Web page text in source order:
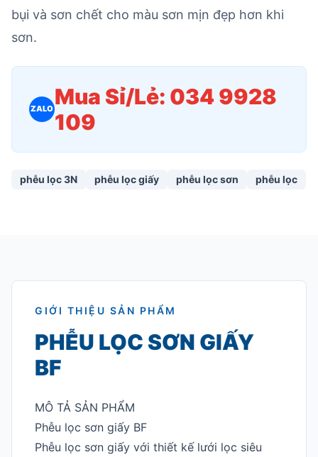
bụi và sơn chết cho màu sơn mịn đẹp hơn khi
sơn.
ZALO Mua Sỉ/Lẻ: 034 9928
109
phễu lọc 3N phễu lọc giấy phễu lọc sơn phễu lọc
GIỚI THIỆU SẢN PHẨM
PHỄU LỌC SƠN GIẤY
BF
MÔ TẢ SẢN PHẨM
Phễu lọc sơn giấy BF
Phễu lọc sơn giấy với thiết kế lưới lọc siêu